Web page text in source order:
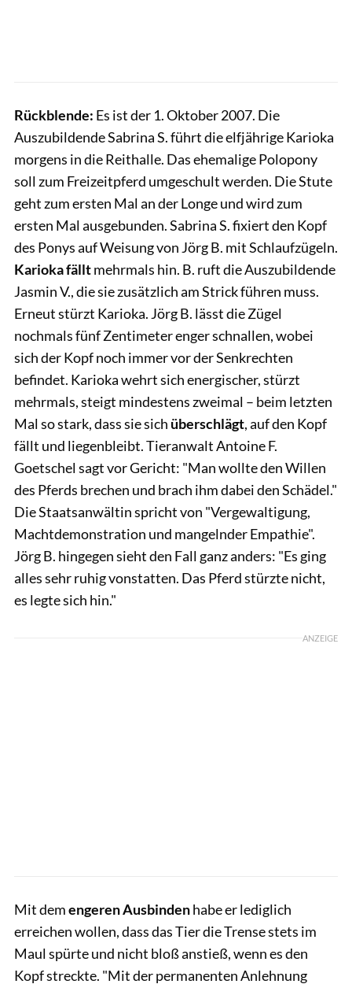
Rückblende: Es ist der 1. Oktober 2007. Die
Auszubildende Sabrina S. führt die elfjährige Karioka
morgens in die Reithalle. Das ehemalige Polopony
soll zum Freizeitpferd umgeschult werden. Die Stute
geht zum ersten Mal an der Longe und wird zum
ersten Mal ausgebunden. Sabrina S. fixiert den Kopf
des Ponys auf Weisung von Jörg B. mit Schlaufzügeln.
Karioka fälltmehrmals hin. B. ruft die Auszubildende
Jasmin V., die sie zusätzlich am Strick führen muss.
Erneut stürzt Karioka. Jörg B. lässt die Zügel
nochmals fünf Zentimeter enger schnallen, wobei
sich der Kopf noch immer vor der Senkrechten
befindet. Karioka wehrt sich energischer, stürzt
mehrmals, steigt mindestens zweimal – beim letzten
Mal so stark, dass sie sich überschlägt, auf den Kopf
fällt und liegenbleibt. Tieranwalt Antoine F.
Goetschel sagt vor Gericht: "Man wollte den Willen
des Pferds brechen und brach ihm dabei den Schädel."
Die Staatsanwältin spricht von "Vergewaltigung,
Machtdemonstration und mangelnder Empathie".
Jörg B. hingegen sieht den Fall ganz anders: "Es ging
alles sehr ruhig vonstatten. Das Pferd stürzte nicht,
es legte sich hin."
ANZEIGE
Mit demengeren Ausbindenhabe er lediglich
erreichen wollen, dass das Tier die Trense stets im
Maul spürte und nicht bloß anstieß, wenn es den
Kopf streckte. "Mit der permanenten Anlehnung